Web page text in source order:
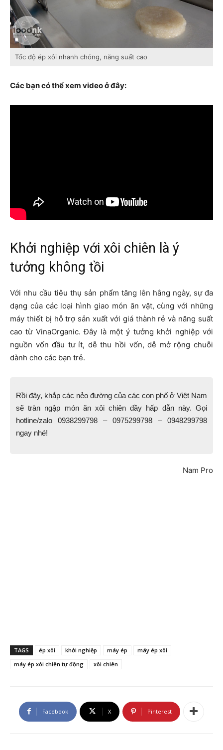
Tốc độ ép xôi nhanh chóng, năng suất cao
Các bạn có thể xem video ở đây:
Khởi nghiệp với xôi chiên là ý
tưởng không tồi
Với nhu cầu tiêu thụ sản phẩm tăng lên hằng ngày, sự đa
dạng của các loại hình giao món ăn vặt, cùng với những
máy thiết bị hỗ trợ sản xuất với giá thành rẻ và năng suất
cao từ VinaOrganic. Đây là một ý tưởng khởi nghiệp với
nguồn vốn đầu tư ít, dễ thu hồi vốn, dễ mở rộng chuỗi
dành cho các bạn trẻ.
Rồi đây, khắp các nẻo đường của các con phố ở Việt Nam
sẽ tràn ngập món ăn xôi chiên đầy hấp dẫn này. Gọi
hotline/zalo 0938299798 – 0975299798 – 0948299798
ngay nhé!
Nam Pro
TAGS ép xôi khởi nghiệp máy ép
máy ép xôi
máy ép xôi chiên tự động
xôi chiên
Facebook X Pinterest